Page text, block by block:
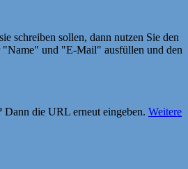
schreiben sollen, dann nutzen Sie den
und "E-Mail" ausfüllen und den
die URL erneut eingeben. Weitere